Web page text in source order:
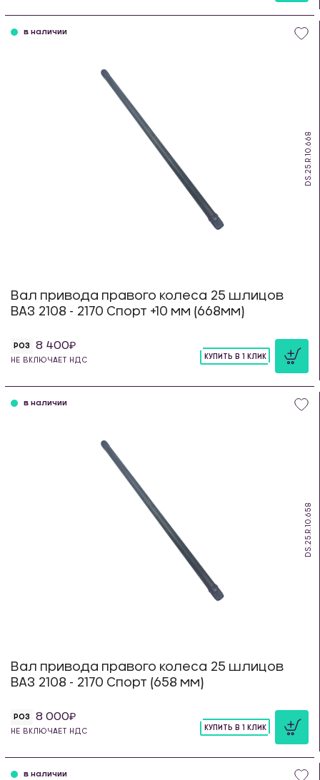
DS.25.R.10.668
в наличии
Вал привода правого колеса 25 шлицов
ВАЗ 2108 - 2170 Спорт +10 мм (668мм)
РОЗ 8 400
НЕ ВКЛЮЧАЕТ НДС
КУПИТЬ В 1 КЛИК
DS.25.R.10.658
в наличии
Вал привода правого колеса 25 шлицов
ВАЗ 2108 - 2170 Спорт (658 мм)
РОЗ 8 000
НЕ ВКЛЮЧАЕТ НДС
КУПИТЬ В 1 КЛИК
в наличии